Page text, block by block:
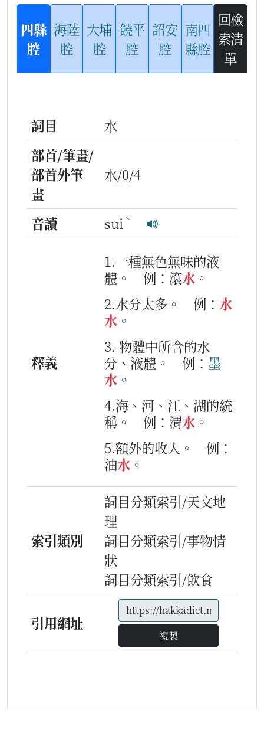
四縣
腔
海陸
腔
大埔
腔
饒平
腔
詔安
腔
南四
縣腔
回檢
索清
單
詞目
水
部首/筆畫/
部首外筆
畫
水/0/4
音讀 sui ˋ
釋義
1.一種無色無味的液
體。
例：滾水 。
2.水分太多。
例： 水
水 。
3. 物體中所含的水
分、液體。
例： 墨
水 。
4.海、河、江、湖的統
稱。
例：渭水 。
5.額外的收入。
例：
油水 。
索引類別
詞目分類索引/天文地
理
詞目分類索引/事物情
狀
詞目分類索引/飲食
引用網址
複製